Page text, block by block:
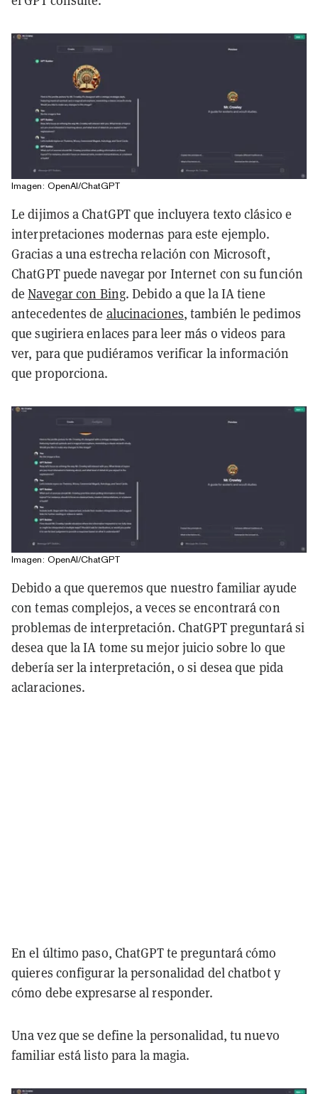
Imagen: OpenAI/ChatGPT
Le dijimos a ChatGPT que incluyera texto clásico e
interpretaciones modernas para este ejemplo.
Gracias a una estrecha relación con Microsoft,
ChatGPT puede navegar por Internet con su función
deNavegar con Bing. Debido a que la IA tiene
antecedentes de alucinaciones, también le pedimos
que sugiriera enlaces para leer más o videos para
ver, para que pudiéramos verificar la información
que proporciona.
Imagen: OpenAI/ChatGPT
Debido a que queremos que nuestro familiar ayude
con temas complejos, a veces se encontrará con
problemas de interpretación. ChatGPT preguntará si
desea que la IA tome su mejor juicio sobre lo que
debería ser la interpretación, o si desea que pida
aclaraciones.
En el último paso, ChatGPT te preguntará cómo
quieres configurar la personalidad del chatbot y
cómo debe expresarse al responder.
Una vez que se define la personalidad, tu nuevo
familiar está listo para la magia.